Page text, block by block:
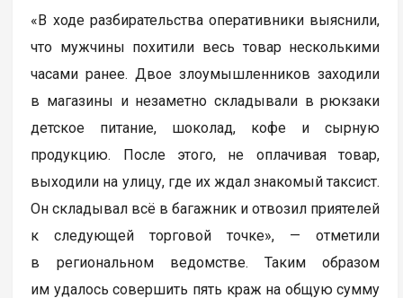
«В ходе разбирательства оперативники выяснили,
что мужчины похитили весь товар несколькими
часами ранее. Двое злоумышленников заходили
в магазины и незаметно складывали в рюкзаки
детское питание, шоколад, кофе и сырную
продукцию. После этого, не оплачивая товар,
выходили на улицу, где их ждал знакомый таксист.
Он складывал всё в багажник и отвозил приятелей
к следующей торговой точке», — отметили
в региональном ведомстве. Таким образом
им удалось совершить пять краж на общую сумму